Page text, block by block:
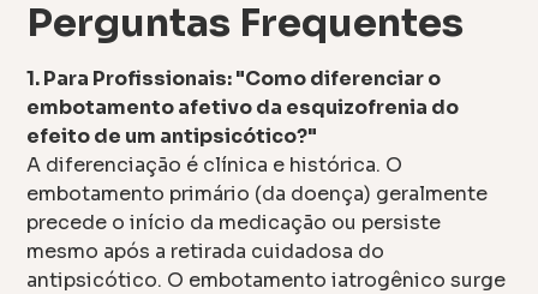
Perguntas Frequentes
1. Para Profissionais: "Como diferenciar o
embotamento afetivo da esquizofrenia do
efeito de um antipsicótico?"
A diferenciação é clínica e histórica. O
embotamento primário (da doença) geralmente
precede o início da medicação ou persiste
mesmo após a retirada cuidadosa do
antipsicótico. O embotamento iatrogênico surge